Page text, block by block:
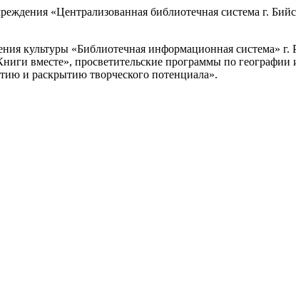
«Централизованная библиотечная система г.
культуры «Библиотечная информационная система»
вместе», просветительские программы по
и раскрытию творческого потенциала».